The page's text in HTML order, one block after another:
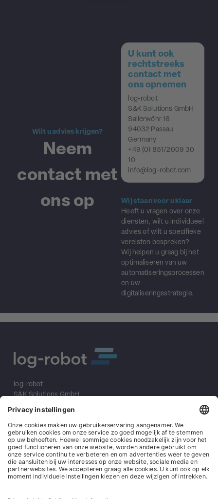
Wilt u advies krijgen?
Neem
contact met
ons op
U kunt ook
rechtstreeks
contact met
ons opnemen
log-robot
S&K Solutions GmbH
Sailerwöhr 16
94032 Passau
Germany
+49 (0) 851/2009 30
10
info@log-robot.com
Wij staan voor u klaar
Heeft u vragen over onze
diensten, wilt u individueel
advies of wilt u specifieke
vereisten bespreken?
Wij helpen u graag bij het
optimaliseren van uw
automatiseringsprocessen
en uw
digitaliseringsstrategie.
log-robot
S&K Solutions GmbH
94032 Passau
+49 (0) 851/2009 30 10
info@log-robot.com
Oplossingen
Over ons
Impressum